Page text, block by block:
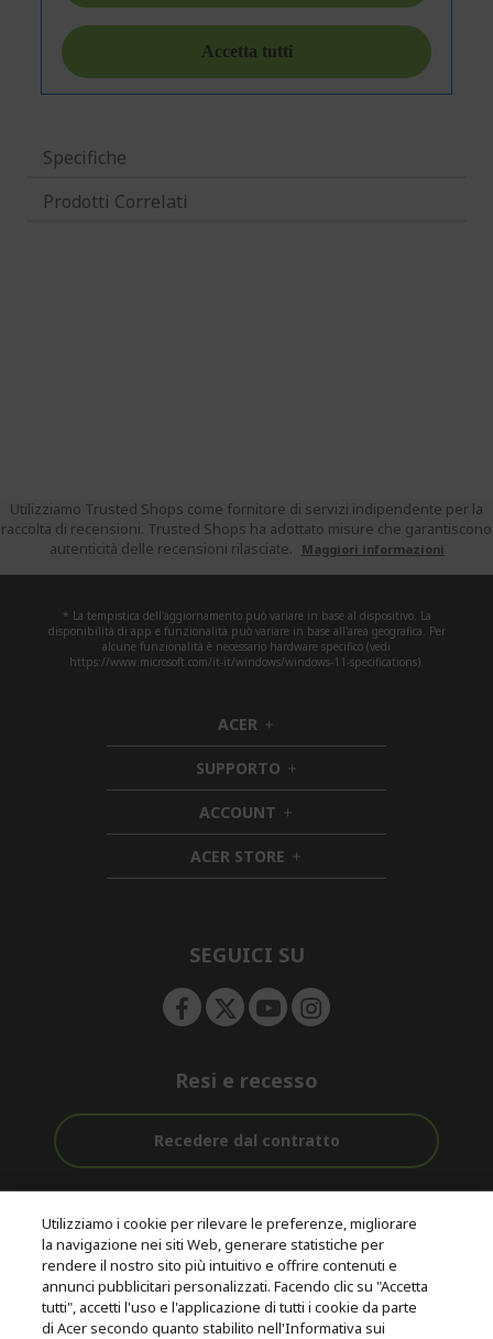
Specifiche
Prodotti Correlati
Utilizziamo Trusted Shops come fornitore di servizi indipendente per la
raccolta di recensioni. Trusted Shops ha adottato misure che garantiscono
autenticità delle recensioni rilasciate.
Maggiori informazioni
* La tempistica dell'aggiornamento può variare in base al dispositivo. La
disponibilità di app e funzionalità può variare in base all'area geografica. Per
alcune funzionalità è necessario hardware specifico (vedi
https://www.microsoft.com/it-it/windows/windows-11-specifications).
ACER h
i
d
d
e
n
SUPPORTO h
i
d
d
e
n
ACCOUNT h
i
d
d
ACER STORE h
i
e
SEGUICI SU
Resi e recesso
Recedere dal contratto
Gratuita
Assistenza
pre e post
acquisto
Con 0% Di
Tasso
D'interesse
© 2026 Acer Inc.
CPYou B.V. è il rivenditore autorizzato dei prodotti Acer venduti in
questo negozio online.
Utilizziamo i cookie per rilevare le preferenze, migliorare
la navigazione nei siti Web, generare statistiche per
rendere il nostro sito più intuitivo e offrire contenuti e
annunci pubblicitari personalizzati. Facendo clic su "Accetta
tutti", accetti l'uso e l'applicazione di tutti i cookie da parte
di Acer secondo quanto stabilito nell'Informativa sui